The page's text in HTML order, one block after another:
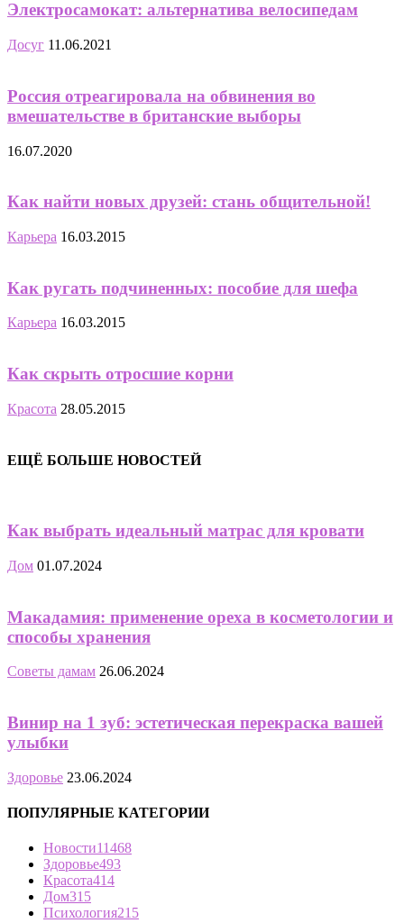
Электросамокат: альтернатива велосипедам
Досуг 11.06.2021
Россия отреагировала на обвинения во
вмешательстве в британские выборы
16.07.2020
Как найти новых друзей: стань общительной!
Карьера 16.03.2015
Как ругать подчиненных: пособие для шефа
Карьера 16.03.2015
Как скрыть отросшие корни
Красота 28.05.2015
ЕЩЁ БОЛЬШЕ НОВОСТЕЙ
Как выбрать идеальный матрас для кровати
Дом 01.07.2024
Макадамия: применение ореха в косметологии и
способы хранения
Советы дамам 26.06.2024
Винир на 1 зуб: эстетическая перекраска вашей
улыбки
Здоровье 23.06.2024
ПОПУЛЯРНЫЕ КАТЕГОРИИ
Новости11468
Здоровье493
Красота414
Дом315
Психология215